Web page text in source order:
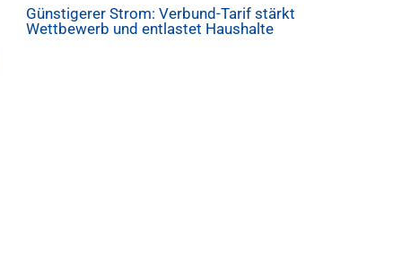
Günstigerer Strom: Verbund-Tarif stärkt
Wettbewerb und entlastet Haushalte